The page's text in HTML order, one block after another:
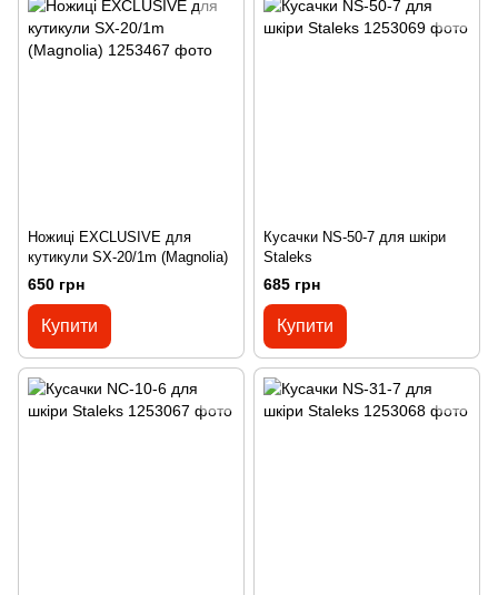
Ножиці EXCLUSIVE для
кутикули SX-20/1m (Magnolia)
650 грн
Купити
Кусачки NS-50-7 для шкіри
Staleks
685 грн
Купити